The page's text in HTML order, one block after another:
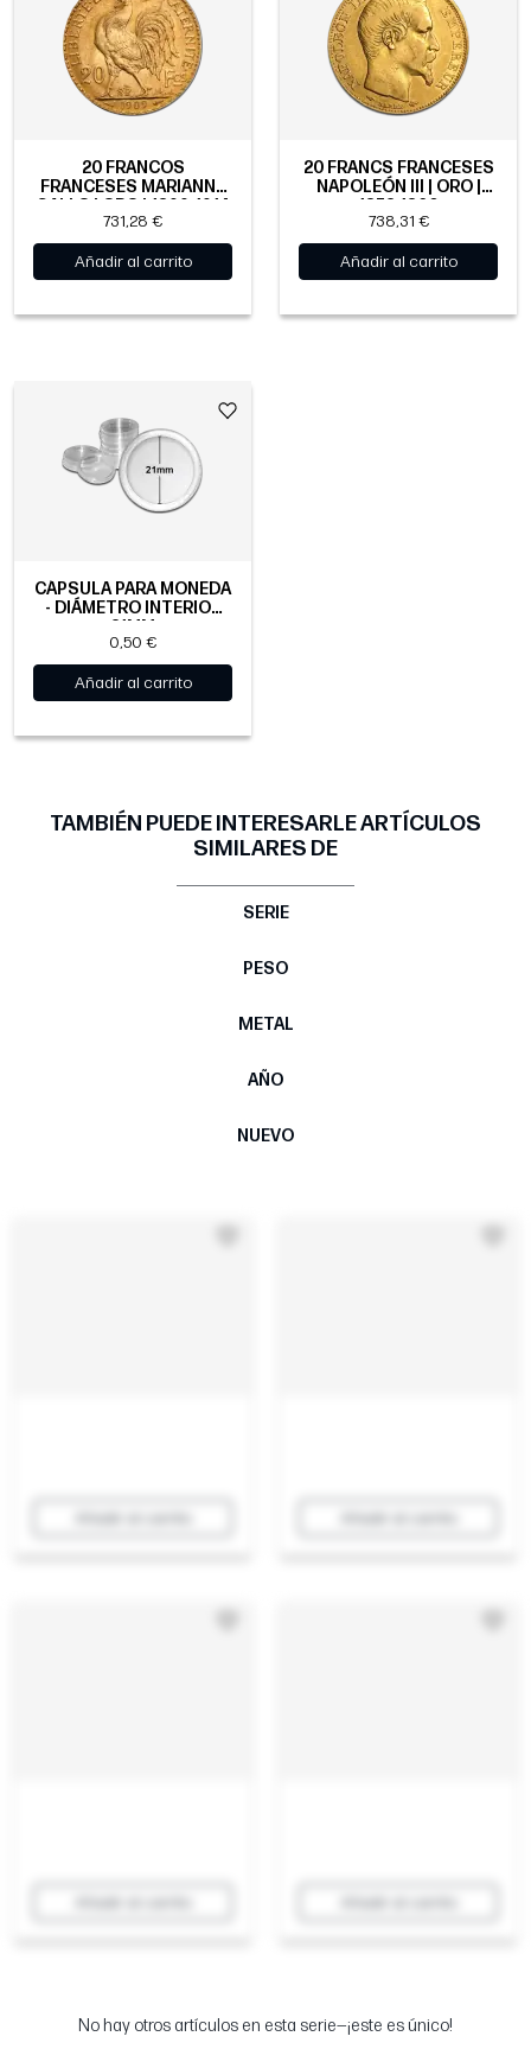
20 FRANCOS
FRANCESES MARIANNE
731,28 €
Añadir al carrito
20 FRANCS FRANCESES
NAPOLEÓN III | ORO |
738,31 €
Añadir al carrito
CÁPSULA PARA MONEDA
- DIÁMETRO INTERIOR
21MM
0,50 €
Añadir al carrito
TAMBIÉN PUEDE INTERESARLE ARTÍCULOS
SIMILARES DE
SERIE
PESO
METAL
AÑO
NUEVO
No hay otros artículos en esta serie—¡este es único!